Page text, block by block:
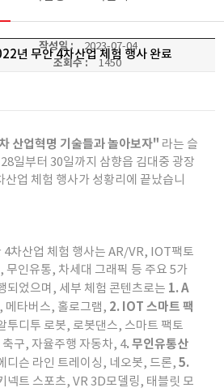
년 무안 4차산업 체험 행사 완료
작성일 : 2023-07-04
조회수 : 1450
산업혁명 기술들과 놀아보자" 라는 슬
일부터 30일까지 삼향읍 김대중 광장
업 체험 행사가 성황리에 끝났습니
4차산업 체험 행사는 AR/VR, IOT팩토
무인유통, 차세대 그래픽 등 주요 5가
되었으며, 세부 체험 콘텐츠로는 1. A
메타버스, 홀로그램, 2. IOT 스마트 팩
투디투 로봇, 로봇댄스, 스마트 팩토
축구, 자율주행 자동차, 4. 무인유통산
디슨 라인 트레이싱, 네오봇, 드론,5.
넥트 스포츠, VR 3D모델링, 태블릿 모